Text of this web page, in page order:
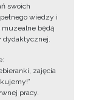
swoich
wiedzy i
muzealne będą
dydaktycznej.
zajęcia
pracy.